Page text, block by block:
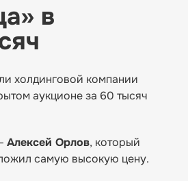
в
холдинговой компании
аукционе за 60 тысяч
Алексей Орлов, который
самую высокую цену.